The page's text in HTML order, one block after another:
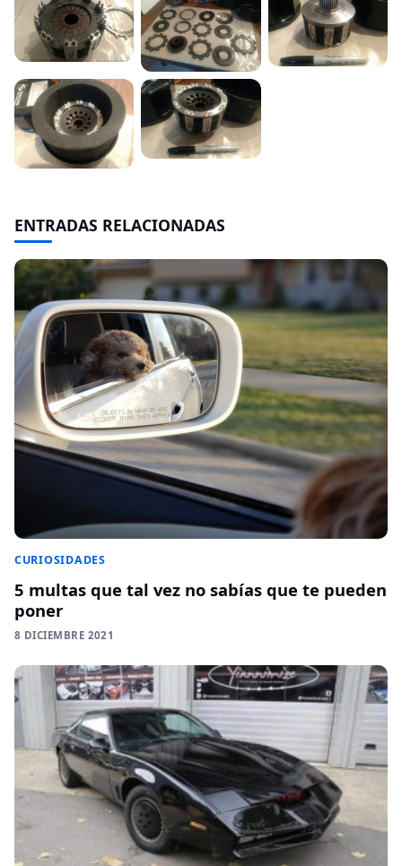
ENTRADAS RELACIONADAS
CURIOSIDADES
5 multas que tal vez no sabías que te pueden
poner
8 DICIEMBRE 2021